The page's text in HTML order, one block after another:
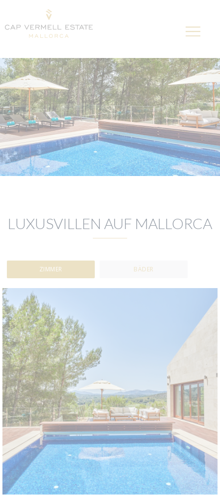
LUXUSVILLEN AUF MALLORCA
ZIMMER BÄDER